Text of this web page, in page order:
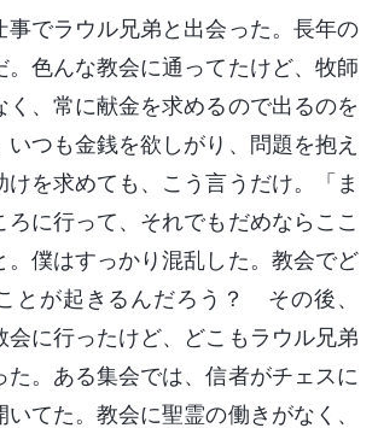
事でラウル兄弟と出会った。長年の
。色んな教会に通ってたけど、牧師
く、常に献金を求めるので出るのを
つも金銭を欲しがり、問題を抱え
けを求めても、こう言うだけ。「ま
に行って、それでもだめならここ
。僕はすっかり混乱した。教会でど
とが起きるんだろう？ その後、
会に行ったけど、どこもラウル兄弟
た。ある集会では、信者がチェスに
てた。教会に聖霊の働きがなく、